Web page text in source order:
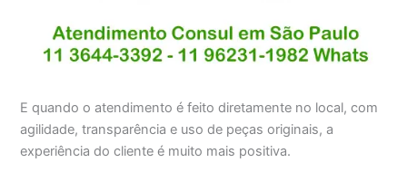
E quando o atendimento é feito diretamente no local, com
agilidade, transparência e uso de peças originais, a
experiência do cliente é muito mais positiva.